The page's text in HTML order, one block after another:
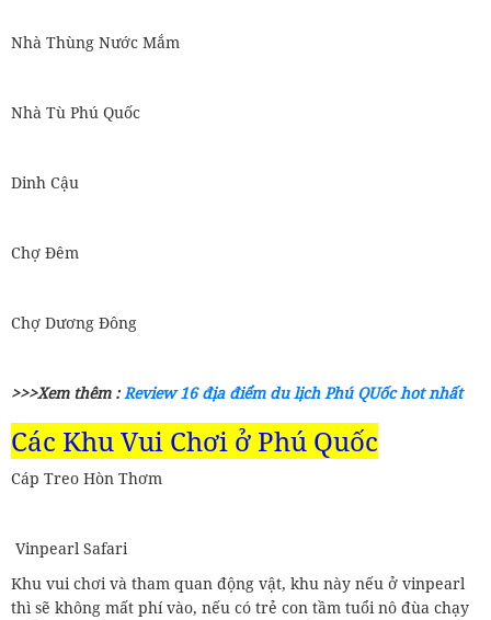
Nhà Thùng Nước Mắm
Nhà Tù Phú Quốc
Dinh Cậu
Chợ Đêm
Chợ Dương Đông
>>>Xem thêm :Review 16 địa điểm du lịch Phú QUốc hot nhất
Các Khu Vui Chơi ở Phú Quốc
Cáp Treo Hòn Thơm
Vinpearl Safari
Khu vui chơi và tham quan động vật, khu này nếu ở vinpearl
thì sẽ không mất phí vào, nếu có trẻ con tầm tuổi nô đùa chạy